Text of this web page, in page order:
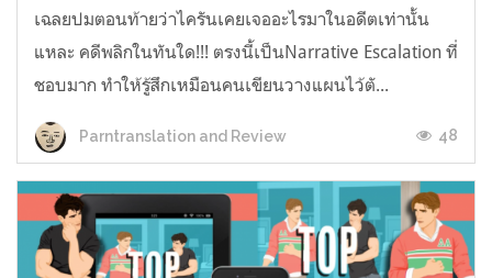
เฉลยปมตอนท้ายว่าไครันเคยเจออะไรมาในอดีตเท่านั้น
แหละ คดีพลิกในทันใด!!! ตรงนี้เป็นNarrative Escalation ที่
ชอบมาก ทำให้รู้สึกเหมือนคนเขียนวางแผนไว้ตั...
Parntranslation and Review 48